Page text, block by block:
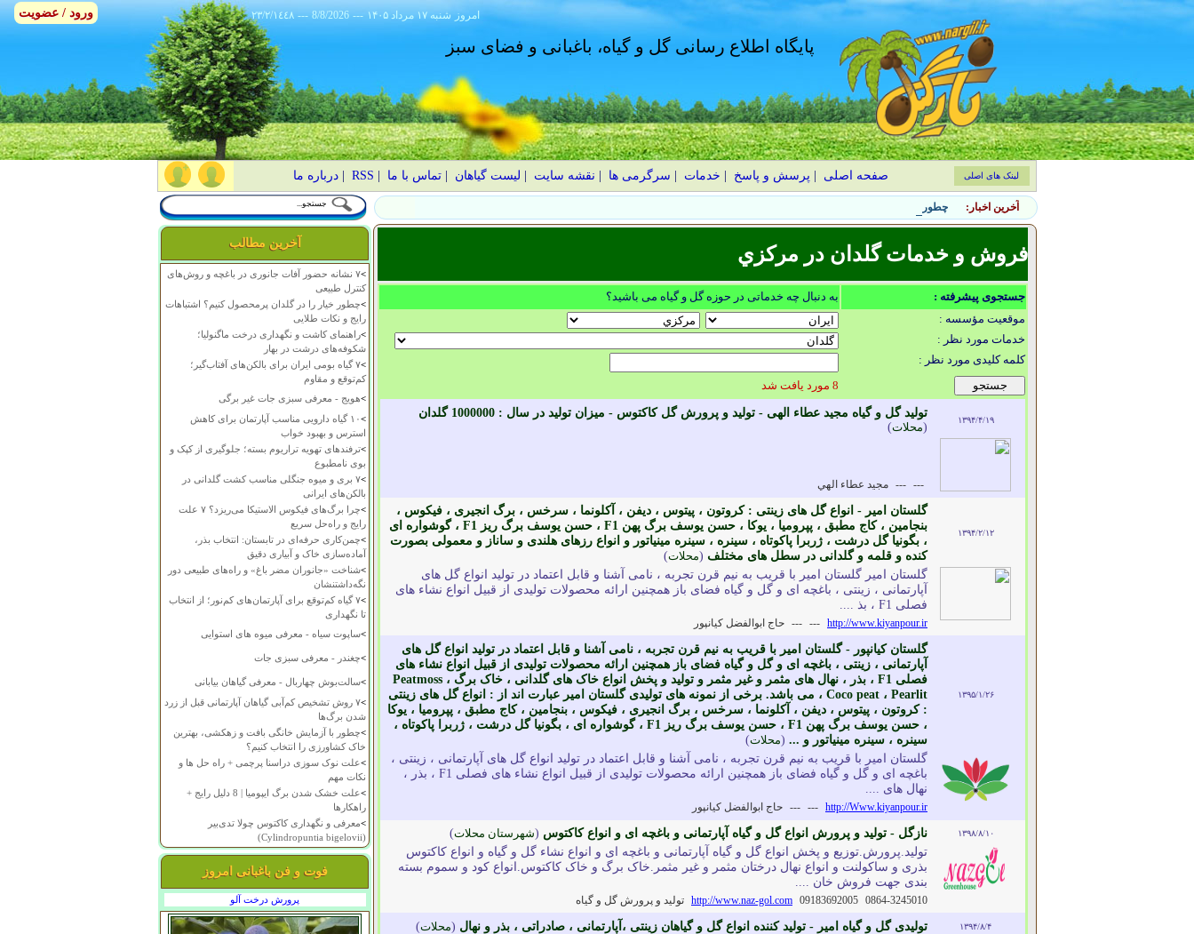
٢٣/٢/١٤٤٨ --- 8/8/2026 --- ۱۴۰۵ شنبه ۱۷ مرداد امروز
پایگاه اطلاع رسانی گل و گیاه، باغبانی و فضای سبز
صفحه اصلی پرسش و پاسخ خدمات سرگرمی ها نقشه سایت لیست گیاهان |تماس با ما RSS
|درباره ما لینک های اصلی
آخرین اخبار: چطور خیار را در گلدان پرمحصول کنیم؟ اشتباهات رایج و نکات طلایی
آخرین مطالب
>
۷ نشانه حضور آفات جانوری در باغچه و روش‌های
کنترل طبیعی
>چطور خیار را در گلدان پرمحصول کنیم؟ اشتباهات
رایج و نکات طلایی
>راهنمای کاشت و نگهداری درخت ماگنولیا؛
شکوفه‌های درشت در بهار
>
۷ گیاه بومی ایران برای بالکن‌های آفتاب‌گیر؛
کم‌توقع و مقاوم
>هویج - معرفی سبزی جات غیر برگی
>
۱۰ گیاه دارویی مناسب آپارتمان برای کاهش
استرس و بهبود خواب
>ترفندهای تهویه تراریوم بسته؛ جلوگیری از کپک و
بوی نامطبوع
>
۷ بری و میوه جنگلی مناسب کشت گلدانی در
بالکن‌های ایرانی
>
چرا برگ‌های فیکوس الاستیکا می‌ریزد؟ ۷ علت
رایج و راه‌حل سریع
>چمن‌کاری حرفه‌ای در تابستان: انتخاب بذر،
آماده‌سازی خاک و آبیاری دقیق
>شناخت «جانوران مضر باغ» و راه‌های طبیعی دور
نگه‌داشتنشان
>
۷ گیاه کم‌توقع برای آپارتمان‌های کم‌نور؛ از انتخاب
تا نگهداری
>ساپوت سیاه - معرفی میوه های استوایی
>چغندر - معرفی سبزی جات
>سالت‌بوش چهاربال - معرفی گیاهان بیابانی
>
۷ روش تشخیص کم‌آبی گیاهان آپارتمانی قبل از زرد
شدن برگ‌ها
>چطور با آزمایش خانگی بافت و زهکشی، بهترین
خاک کشاورزی را انتخاب کنیم؟
>علت نوک سوزی دراسنا پرچمی + راه حل ها و
نکات مهم
>
علت خشک شدن برگ ایپومیا | 8 دلیل رایج +
راهکارها
>معرفی و نگهداری کاکتوس چولا تدی‌بیر
(Cylindropuntia bigelovii)
فوت و فن باغبانی امروز
پرورش درخت آلو
فروش و خدمات گلدان در مركزي
جستجوی پیشرفته :
به دنبال چه خدماتی در حوزه گل و گیاه می باشید؟
موقعیت مؤسسه :
خدمات مورد نظر :
کلمه کلیدی مورد نظر :
8 مورد یافت شد
۱۳۹۴/۴/۱۹
تولید گل و گیاه مجید عطاء الهی - تولید و پرورش گل کاکتوس - میزان تولید در سال : 1000000 گلدان
(محلات)
---
--- مجيد عطاء الهي
۱۳۹۴/۲/۱۲
گلستان امیر - انواع گل های زینتی : کروتون ، پیتوس ، دیفن ، آکلونما ، سرخس ، برگ انجیری ، فیکوس ،
بنجامین ، کاج مطبق ، پپرومیا ، یوکا ، حسن یوسف برگ پهن F1 ، حسن یوسف برگ ریز F1 ، گوشواره ای
، بگونیا گل درشت ، ژربرا پاکوتاه ، سینره ، سینره مینیاتور و انواع رزهای هلندی و ساناز و معمولی بصورت
کنده و قلمه و گلدانی در سطل های مختلف (محلات)
گلستان امیر گلستان امیر با قریب به نیم قرن تجربه ، نامی آشنا و قابل اعتماد در تولید انواع گل های
آپارتمانی ، زینتی ، باغچه ای و گل و گیاه فضای باز همچنین ارائه محصولات تولیدی از قبیل انواع نشاء های
فصلی F1 ، بذ ....
http://www.kiyanpour.ir
---
--- حاج ابوالفضل کیانپور
۱۳۹۵/۱/۲۶
گلستان کیانپور - گلستان امیر با قریب به نیم قرن تجربه ، نامی آشنا و قابل اعتماد در تولید انواع گل های
آپارتمانی ، زینتی ، باغچه ای و گل و گیاه فضای باز همچنین ارائه محصولات تولیدی از قبیل انواع نشاء های
فصلی F1 ، بذر ، نهال های مثمر و غیر مثمر و تولید و پخش انواع خاک های گلدانی ، خاک برگ ، Peatmoss
، Coco peat ، Pearlit می باشد. برخی از نمونه های تولیدی گلستان امیر عبارت اند از : انواع گل های زینتی
: کروتون ، پیتوس ، دیفن ، آکلونما ، سرخس ، برگ انجیری ، فیکوس ، بنجامین ، کاج مطبق ، پپرومیا ، یوکا
، حسن یوسف برگ پهن F1 ، حسن یوسف برگ ریز F1 ، گوشواره ای ، بگونیا گل درشت ، ژربرا پاکوتاه ،
سینره ، سینره مینیاتور و ... (محلات)
گلستان امیر با قریب به نیم قرن تجربه ، نامی آشنا و قابل اعتماد در تولید انواع گل های آپارتمانی ، زینتی ،
باغچه ای و گل و گیاه فضای باز همچنین ارائه محصولات تولیدی از قبیل انواع نشاء های فصلی F1 ، بذر ،
نهال های ....
http://Www.kiyanpour.ir
---
--- حاج ابوالفضل کیانپور
۱۳۹۸/۸/۱۰ نازگل - تولید و پرورش انواع گل و گیاه آپارتمانی و باغچه ای و انواع کاکتوس (شهرستان محلات)
تولید.پرورش.توزیع و پخش انواع گل و گیاه آپارتمانی و باغچه ای و انواع نشاء گل و گیاه و انواع کاکتوس
بذری و ساکولنت و انواع نهال درختان مثمر و غیر مثمر.خاک برگ و خاک کاکتوس.انواع کود و سموم بسته
بندی جهت فروش خان ....
http://www.naz-gol.com 09183692005 0864-3245010 تولید و پرورش گل و گیاه
۱۳۹۴/۸/۴ تولیدی گل و گیاه امیر - تولید کننده انواع گل و گیاهان زینتی ،آپارتمانی ، صادراتی ، بذر و نهال (محلات)
ورود / عضویت